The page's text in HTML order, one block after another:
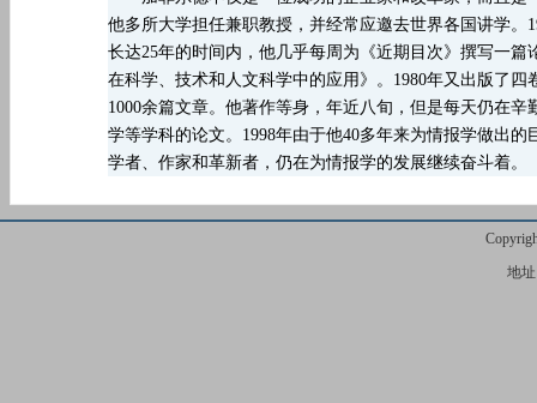
他多所大学担任兼职教授，并经常应邀去世界各国讲学。
长达25年的时间内，他几乎每周为《近期目次》撰写一
在科学、技术和人文科学中的应用》。1980年又出版了
1000余篇文章。他著作等身，年近八旬，但是每天仍在
学等学科的论文。1998年由于他40多年来为情报学做出
学者、作家和革新者，仍在为情报学的发展继续奋斗着。
地